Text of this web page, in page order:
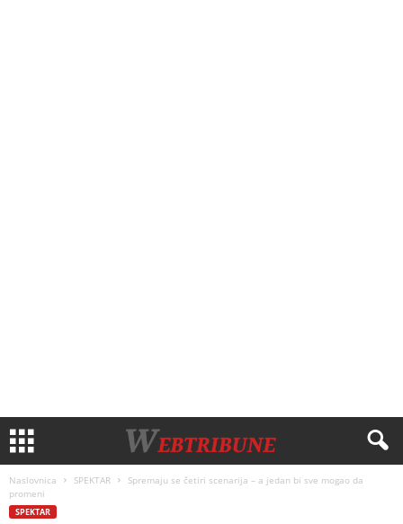
Naslovnica SPEKTAR
Spremaju se četiri scenarija – a jedan bi sve mogao da
promeni
SPEKTAR